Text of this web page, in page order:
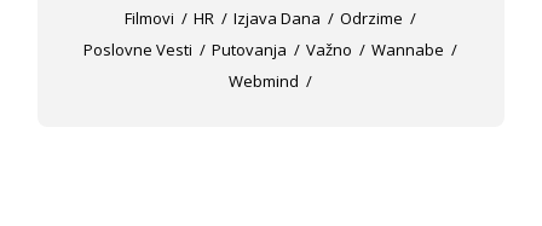
Filmovi
HR Izjava Dana
Odrzime
Poslovne Vesti
Putovanja Važno
Wannabe
Webmind